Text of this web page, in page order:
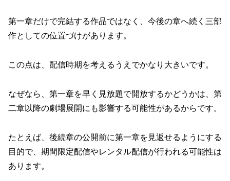
第一章だけで完結する作品ではなく、今後の章へ続く三部
作としての位置づけがあります。
この点は、配信時期を考えるうえでかなり大きいです。
なぜなら、第一章を早く見放題で開放するかどうかは、第
二章以降の劇場展開にも影響する可能性があるからです。
たとえば、後続章の公開前に第一章を見返せるようにする
目的で、期間限定配信やレンタル配信が行われる可能性は
あります。